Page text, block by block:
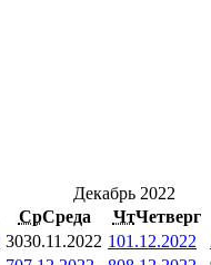
Декабрь 2022
СрСреда ЧтЧетверг
3030.11.2022 101.12.2022